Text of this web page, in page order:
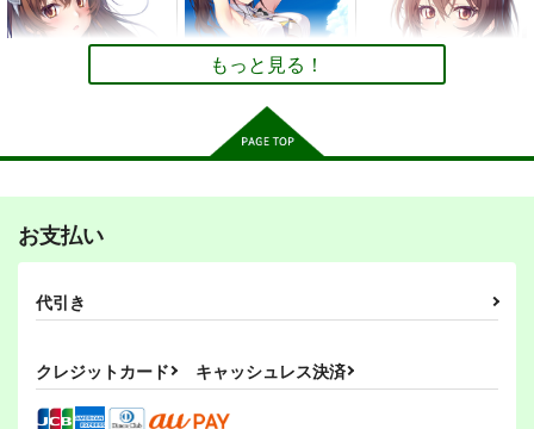
艦隊これくしょん-艦これ-
暁
空母ヲ級
サンプル
カート
Mystic Lab
2,200円（税込）
サンプル
660円（税込）
サンプル
妙齢型重巡伝 残念だ
よ!!足柄さん(35)
396円（税込）
艦隊これくしょん-艦これ-
よ!!足柄さん(34)
396円（税込）
妙齢型重巡伝 残念だ
よ!!足柄さん(33)
396円（税込）
396円（税込）
足柄
サンプル
396円（税込）
足柄
サンプル
作品詳細
396円（税込）
足柄
サンプル
妙齢型重巡伝 残念だ
HYPER BRAND
サンプル
カート
妙齢型重巡伝 残念だ
サンプル
妙齢型重巡伝 残念だ
艦隊これくしょん-艦これ-
もっと見る！
お支払い
代引き
クレジットカード キャッシュレス決済